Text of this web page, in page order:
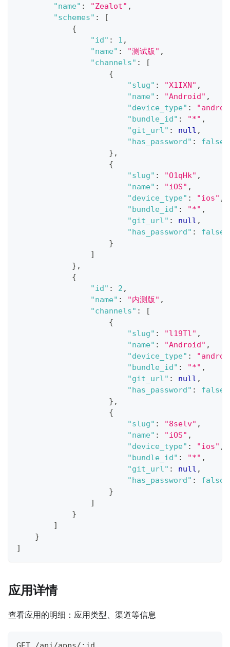
"name" : "Zealot" ,
"schemes" :
[
{
"id" : 1 ,
"name" : "测试版" ,
"channels" :
[
{
"slug" : "X1IXN" ,
"name" : "Android" ,
"device_type" :
"bundle_id" : "*" ,
"git_url" : null ,
"has_password" :
false
} ,
{
"slug" : "O1qHk" ,
"name" : "iOS" ,
"device_type" : "ios" ,
"bundle_id" : "*" ,
"git_url" : null ,
"has_password" :
false
}
]
} ,
{
"id" : 2 ,
"name" : "内测版" ,
"channels" :
[
{
"slug" : "l19Tl" ,
"name" : "Android" ,
"device_type" :
"bundle_id" : "*" ,
"git_url" : null ,
"has_password" :
false
} ,
{
"slug" : "8selv" ,
"name" : "iOS" ,
"device_type" : "ios" ,
"bundle_id" : "*" ,
"git_url" : null ,
"has_password" :
false
}
]
}
]
}
]
应用详情
查看应用的明细：应用类型、渠道等信息